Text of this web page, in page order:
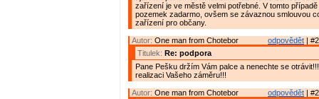
zařízení je ve městě velmi potřebné. V tomto
pozemek zadarmo, ovšem se závaznou smlouvou
zařízení pro občany.
odpovědět |
Autor: One man from Chotebor
Titulek: Re: podpora
Pane Pešku držím Vám palce a nenechte se
realizaci Vašeho záměru!!!
odpovědět |
Autor: One man from Chotebor